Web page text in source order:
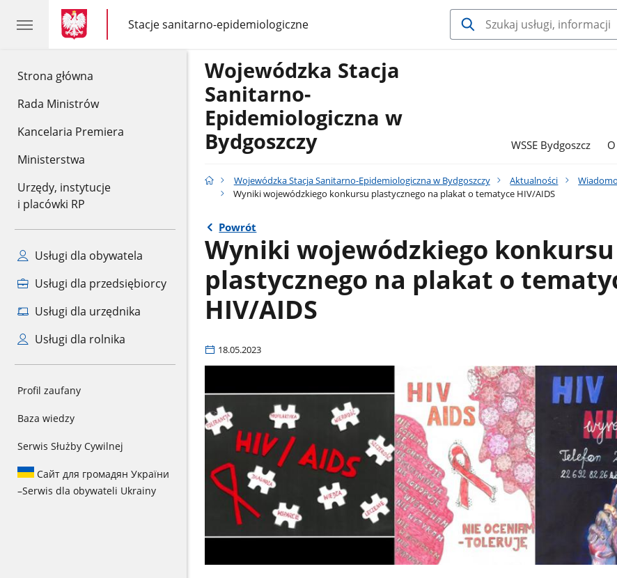
Strona główna
Rada Ministrów
Kancelaria Premiera
Ministerstwa
Urzędy, instytucje
i placówki RP
Usługi dla obywatela
Usługi dla przedsiębiorcy
Usługi dla urzędnika
Usługi dla rolnika
Profil zaufany
Baza wiedzy
Serwis Służby Cywilnej
Сайт для громадян України
–Serwis dla obywateli Ukrainy
gov.pl
gov.pl
Stacje sanitarno-epidemiologiczne
gov.pl
Stacje
sanitarno-
epidemiologiczne
Wojewódzka Stacja
Sanitarno-
Epidemiologiczna w
Bydgoszczy
WSSE Bydgoszcz
Wojewódzka Stacja Sanitarno-Epidemiologiczna w Bydgoszczy Aktualności
Wyniki wojewódzkiego konkursu plastycznego na plakat o tematyce HIV/AIDS
Powrót
Wyniki wojewódzkiego konkursu
plastycznego na plakat o
HIV/AIDS
18.05.2023